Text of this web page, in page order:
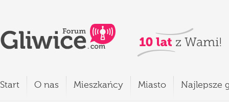
Start O nas Mieszkańcy Miasto Najlepsze